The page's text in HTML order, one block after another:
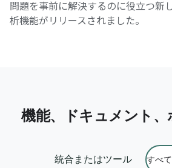
問題を事前に解決するのに役立つ新
析機能がリリースされました。